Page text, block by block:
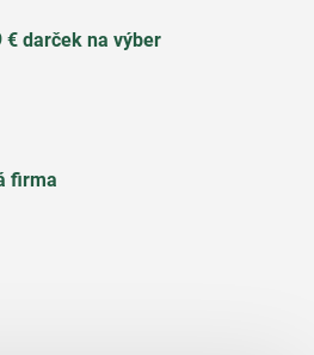
€ darček na výber
firma